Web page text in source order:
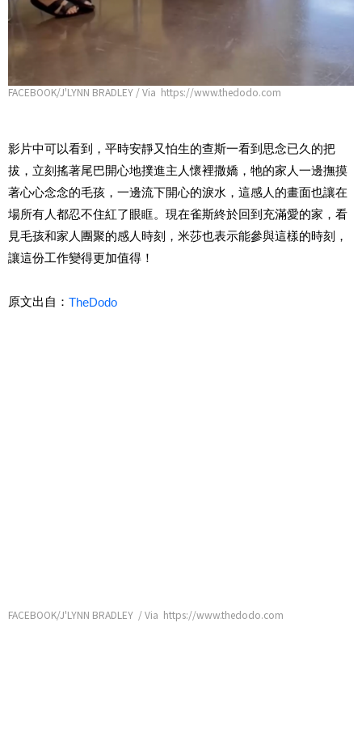
FACEBOOK/J'LYNN BRADLEY / Via https://www.thedodo.com
影片中可以看到，平時安靜又怕生的查斯一看到思念已久的把
拔，立刻搖著尾巴開心地撲進主人懷裡撒嬌，牠的家人一邊撫摸
著心心念念的毛孩，一邊流下開心的淚水，這感人的畫面也讓在
場所有人都忍不住紅了眼眶。現在雀斯終於回到充滿愛的家，看
見毛孩和家人團聚的感人時刻，米莎也表示能參與這樣的時刻，
讓這份工作變得更加值得！
原文出自： TheDodo
FACEBOOK/J'LYNN BRADLEY / Via https://www.thedodo.com